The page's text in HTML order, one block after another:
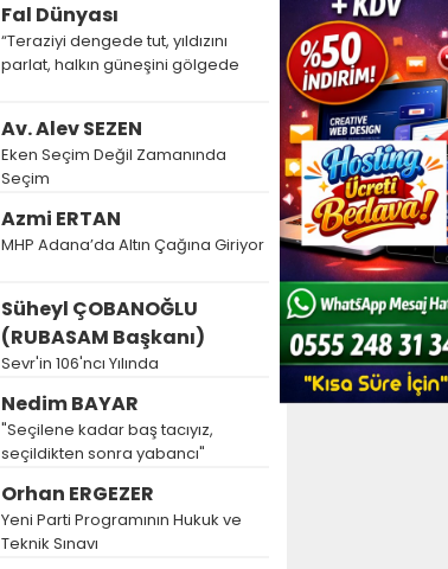
Fal Dünyası
“Teraziyi dengede tut, yıldızını
parlat, halkın güneşini gölgede
Av. Alev SEZEN
Eken Seçim Değil Zamanında
Seçim
Azmi ERTAN
MHP Adana’da Altın Çağına Giriyor
Süheyl ÇOBANOĞLU
(RUBASAM Başkanı)
Sevr'in 106'ncı Yılında
Nedim BAYAR
"Seçilene kadar baş tacıyız,
seçildikten sonra yabancı"
Orhan ERGEZER
Yeni Parti Programının Hukuk ve
Teknik Sınavı